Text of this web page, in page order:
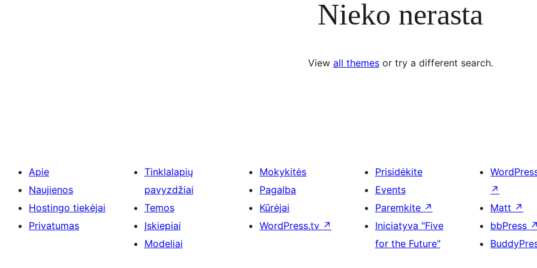
Nieko nerasta
View all themesor try a different search.
Apie
Naujienos
Hostingo tiekėjai
Privatumas
Tinklalapių
pavyzdžiai
Temos
Įskiepiai
Modeliai
Mokykitės
Pagalba
Kūrėjai
WordPress.tv ↗
Prisidėkite
Events
Paremkite ↗
Iniciatyva "Five
for the Future"
↗
Matt ↗
bbPress ↗